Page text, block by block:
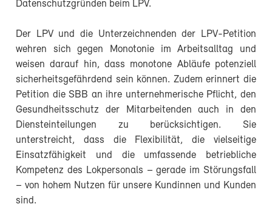
Datenschutzgründen beim LPV.
Der LPV und die Unterzeichnenden der LPV-Petition
wehren sich gegen Monotonie im Arbeitsalltag und
weisen darauf hin, dass monotone Abläufe potenziell
sicherheitsgefährdend sein können. Zudem erinnert die
Petition die SBB an ihre unternehmerische Pflicht, den
Gesundheitsschutz der Mitarbeitenden auch in den
Diensteinteilungen zu berücksichtigen. Sie
unterstreicht, dass die Flexibilität, die vielseitige
Einsatzfähigkeit und die umfassende betriebliche
Kompetenz des Lokpersonals – gerade im Störungsfall
– von hohem Nutzen für unsere Kundinnen und Kunden
sind.